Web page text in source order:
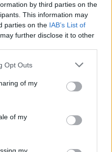
by third parties on the
This information may
parties on the IAB’s List of
further disclose it to other
uses one or more Google
behaviour. You may click to
and its third-party tags to
purposes in below Google
Opt Outs
of my
of my
hogy működik a